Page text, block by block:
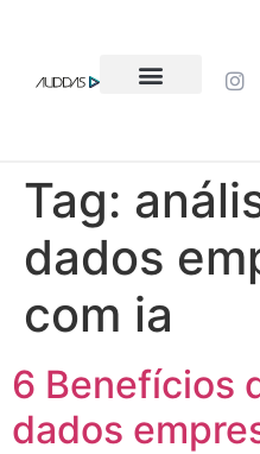
Tag:
dados
com ia
6 Benefícios
dados